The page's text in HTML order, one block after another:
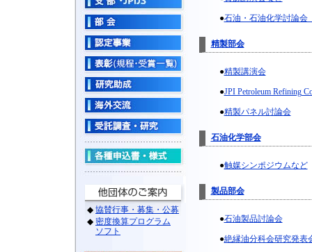
●石油・石油化学討論会
精製部会
●精製講演会
●JPI Petroleum Refining
●精製パネル討論会
石油化学部会
●触媒シンポジウムなど
製品部会
●石油製品討論会
●絶縁油分科会研究発表